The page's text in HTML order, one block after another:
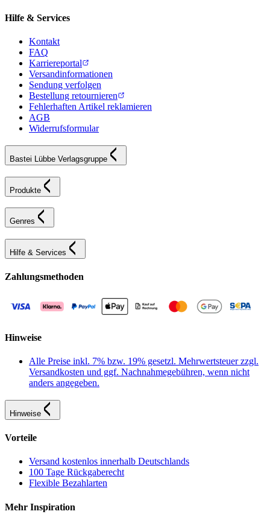
Hilfe & Services
Kontakt
FAQ
Karriereportal
Versandinformationen
Sendung verfolgen
Bestellung retournieren
Fehlerhaften Artikel reklamieren
AGB
Widerrufsformular
Bastei Lübbe Verlagsgruppe
Produkte
Genres
Hilfe & Services
Zahlungsmethoden
Hinweise
Alle Preise inkl. 7% bzw. 19% gesetzl. Mehrwertsteuer zzgl.
Versandkosten und ggf. Nachnahmegebühren, wenn nicht
anders angegeben.
Hinweise
Vorteile
Versand kostenlos innerhalb Deutschlands
100 Tage Rückgaberecht
Flexible Bezahlarten
Mehr Inspiration